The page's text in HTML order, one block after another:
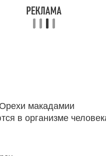
Орехи макадамии
в организме